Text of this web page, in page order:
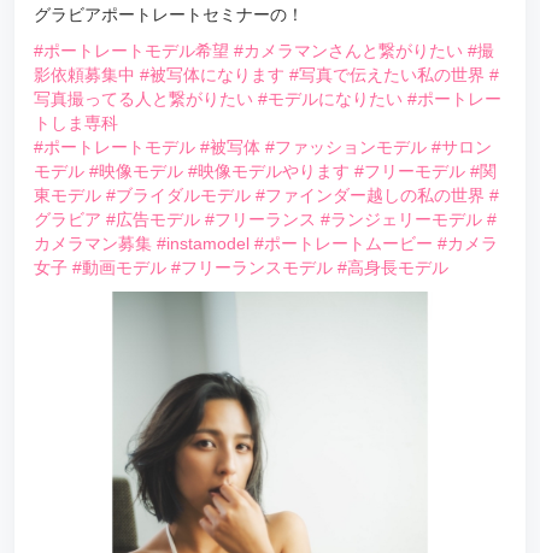
グラビアポートレートセミナーの！
#ポートレートモデル希望 #カメラマンさんと繋がりたい #撮
影依頼募集中 #被写体になります #写真で伝えたい私の世界 #
写真撮ってる人と繋がりたい #モデルになりたい #ポートレー
トしま専科
#ポートレートモデル #被写体 #ファッションモデル #サロン
モデル #映像モデル #映像モデルやります #フリーモデル #関
東モデル #ブライダルモデル #ファインダー越しの私の世界 #
グラビア #広告モデル #フリーランス #ランジェリーモデル #
カメラマン募集 #instamodel #ポートレートムービー #カメラ
女子 #動画モデル #フリーランスモデル #高身長モデル